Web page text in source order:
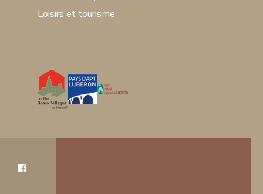
Loisirs et tourisme